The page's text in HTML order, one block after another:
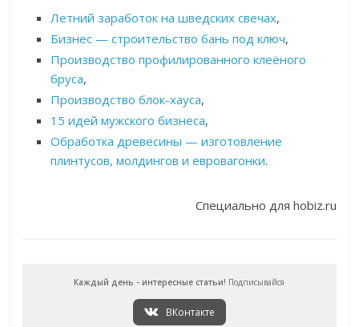
Летний заработок на шведских свечах,
Бизнес — строительство бань под ключ,
Производство профилированного клеёного
бруса,
Производство блок-хауса,
15 идей мужского бизнеса,
Обработка древесины — изготовление
плинтусов, молдингов и евровагонки.
Специально для hobiz.ru
Каждый день - интересные статьи! Подписывайся
ВКонтакте